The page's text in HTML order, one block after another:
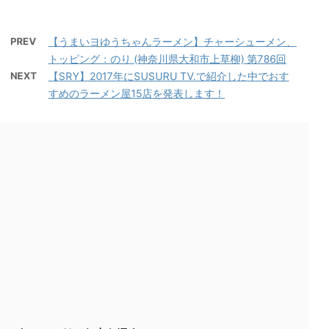
PREV
【うまいヨゆうちゃんラーメン】チャーシューメン、
トッピング：のり (神奈川県大和市上草柳) 第786回
NEXT
【SRY】2017年にSUSURU TV.で紹介した中でおす
すめのラーメン屋15店を発表します！